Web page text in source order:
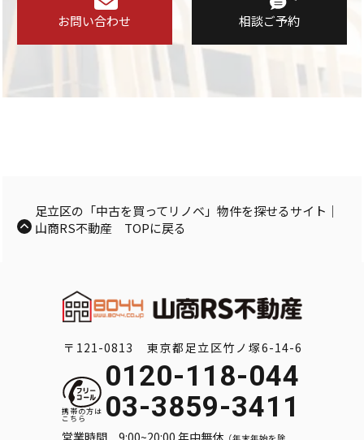
お問い合わせ 相談ご予約
足立区の「中古を買ってリノベ」物件を探せるサイト｜
山商RS不動産 TOPに戻る
〒121-0813 東京都足立区竹ノ塚6-14-6
0120-118-044
03-3859-3411
営業時間 9:00~20:00 年中無休